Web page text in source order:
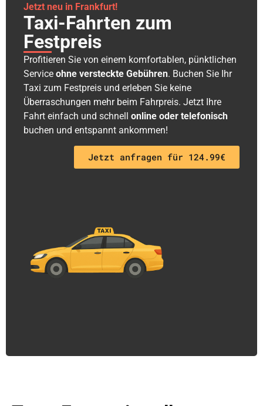
Jetzt neu in Frankfurt!
Taxi-Fahrten zum
Festpreis
Profitieren Sie von einem komfortablen, pünktlichen
Service ohne versteckte Gebühren. Buchen Sie Ihr
Taxi zum Festpreis und erleben Sie keine
Überraschungen mehr beim Fahrpreis. Jetzt Ihre
Fahrt einfach und schnell online oder telefonisch
buchen und entspannt ankommen!
Jetzt anfragen für 124.99€